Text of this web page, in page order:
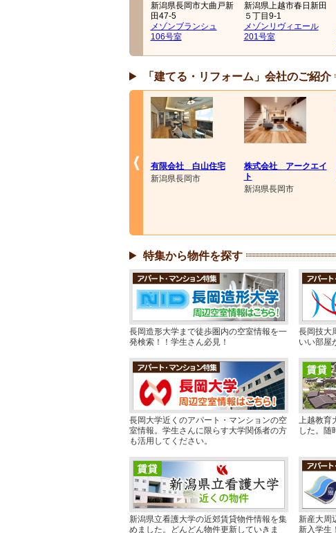
新潟県長岡市大曲戸新
田47-5
メゾンブランシュ
106号室
新潟県上越市春日新田
５丁目9-1
メゾンリヴィエール
201号室
「建てる・リフォーム」会社のご紹介
有限会社 白山住宅
新潟県長岡市
株式会社 アークエイ
ト
新潟県長岡市
特集から物件を探す
長岡造形大学まで徒歩圏内の空室情報を一
発検索！！学生さん必見！
長岡技大
いい部屋
長岡大学近くのアパート・マンションの空
室情報。学生さんに限らす大学関係者の方
も活用してください。
上越教育
した。随
新潟県立看護大学の近郊賃貸物件情報を集
めました。どんどん物件更新していきま
新産大周
新入学生！